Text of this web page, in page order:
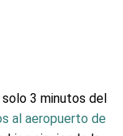
solo 3 minutos del
al aeropuerto de